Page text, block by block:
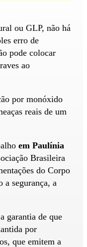
ou GLP, não há
erro de
pode colocar
ao
por monóxido
reais de um
em Paulínia
Brasileira
do Corpo
a segurança, a
garantia de que
por
que emitem a